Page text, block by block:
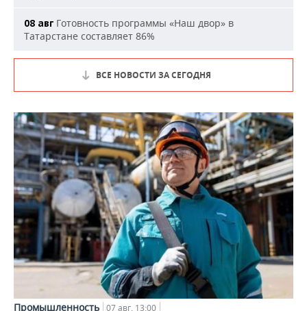
08 авг Готовность программы «Наш двор» в
Татарстане составляет 86%
ВСЕ НОВОСТИ ЗА СЕГОДНЯ
Промышленность 07 авг, 13:00